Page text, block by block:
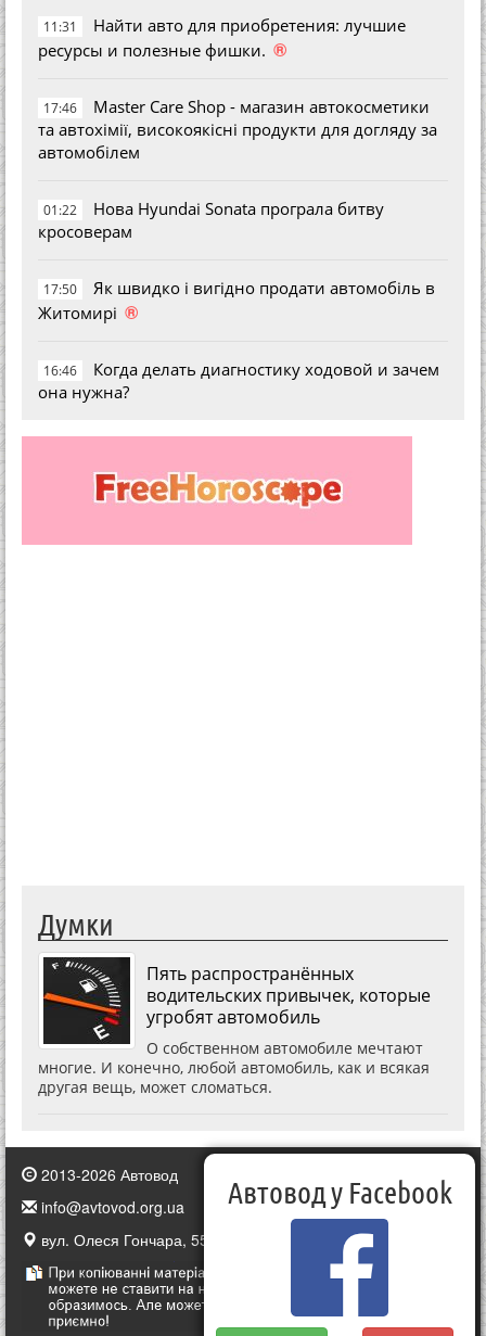
11:31
Найти авто для приобретения: лучшие
ресурсы и полезные фишки. ®
17:46
Master Care Shop - магазин автокосметики
та автохімії, високоякісні продукти для догляду за
автомобілем
01:22
Нова Hyundai Sonata програла битву
кросоверам
17:50
Як швидко і вигідно продати автомобіль в
Житомирі ®
16:46
Когда делать диагностику ходовой и зачем
она нужна?
Думки
Пять распространённых
водительских привычек, которые
угробят автомобиль
О собственном автомобиле мечтают
многие. И конечно, любой автомобиль, как и всякая
другая вещь, может сломаться.
2013-2026 Автовод
info@avtovod.org.ua
вул. Олеся Гончара, 55, Київ, Україна
Автовод у Facebook